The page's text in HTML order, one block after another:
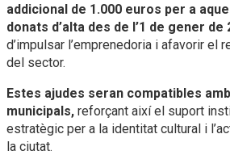
addicional de 1.000 euros per a
donats d’alta des de l’1 de gener de
d’impulsar l’emprenedoria i afavorir el
del sector.
Estes ajudes seran compatibles
municipals, reforçant així el suport
estratègic per a la identitat cultural i
la ciutat.